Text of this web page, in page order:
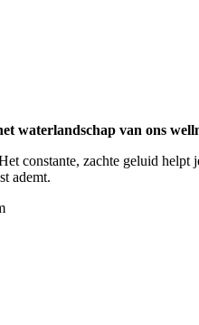
waterlandschap van ons
constante, zachte geluid
ademt.